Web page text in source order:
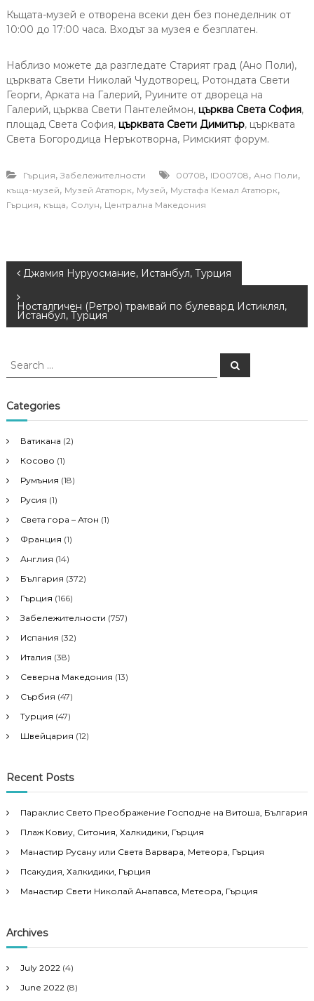
Къщата-музей е отворена всеки ден без понеделник от
10:00 до 17:00 часа. Входът за музея е безплатен.
Наблизо можете да разгледате Старият град (Ано Поли),
църквата Свети Николай Чудотворец, Ротондата Свети
Георги, Арката на Галерий, Руините от двореца на
Галерий, църква Свети Пантелеймон, църква Света София,
площад Света София, църквата Свети Димитър, църквата
Света Богородица Неръкотворна, Римският форум.
Гърция, Забележителности 00708, ID00708, Ано Поли,
къща-музей, Музей Ататюрк, Музей, Мустафа Кемал Ататюрк,
Гърция, къща, Солун, Централна Македония
P
o
t
n
a
v
i
g
a
t
i
o
n
Джамия Нуруосмание, Истанбул, Турция
Носталгичен (Ретро) трамвай по булевард Истиклял,
Истанбул, Турция
S
r
c
f
o
r
S
e
Categories
Ватикана (2)
Косово (1)
Румъния (18)
Русия (1)
Света гора – Атон (1)
Франция (1)
Англия (14)
България (372)
Гърция (166)
Забележителности (757)
Испания (32)
Италия (38)
Северна Македония (13)
Сърбия (47)
Турция (47)
Швейцария (12)
Recent Posts
Параклис Свето Преображение Господне на Витоша, България
Плаж Ковиу, Ситония, Халкидики, Гърция
Манастир Русану или Света Варвара, Метеора, Гърция
Псакудия, Халкидики, Гърция
Манастир Свети Николай Анапавса, Метеора, Гърция
Archives
July 2022(4)
June 2022(8)